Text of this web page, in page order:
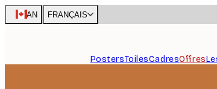
Skip
to
CAN FRANÇAIS
PostersToilesCadresOffres